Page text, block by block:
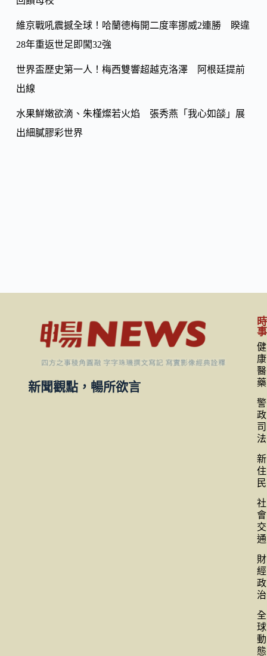
世界盃歷史第一人！梅西雙響超越克洛澤 阿根廷提前
出線
水果鮮嫩欲滴、朱槿燦若火焰 張秀燕「我心如燄」展
出細膩膠彩世界
新聞觀點，暢所欲言
時
事
健
康
醫
藥
警
政
司
法
新
住
民
社
會
交
通
財
經
政
治
全
球
動
態